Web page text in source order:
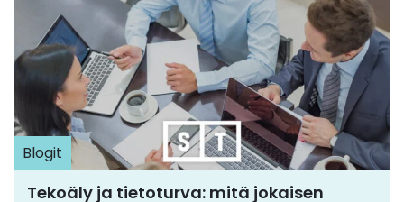
Blogit
Tekoäly ja tietoturva: mitä jokaisen